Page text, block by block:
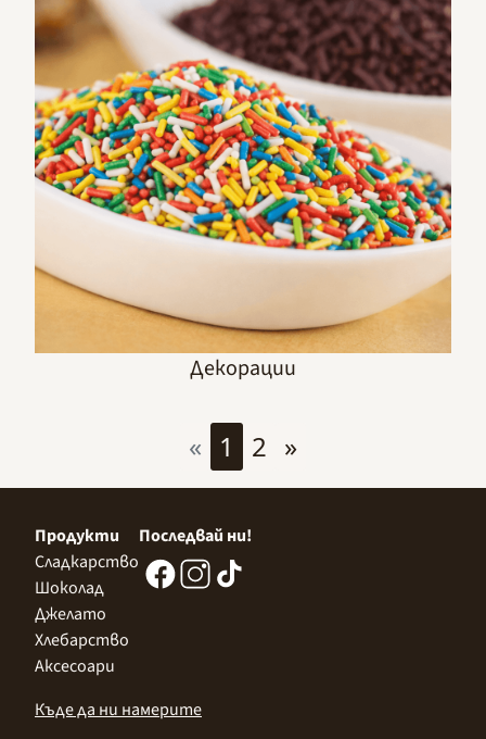
Декорации
« 1 2 »
Продукти
Сладкарство
Шоколад
Джелато
Хлебарство
Аксесоари
Последвай ни!
Къде да ни намерите